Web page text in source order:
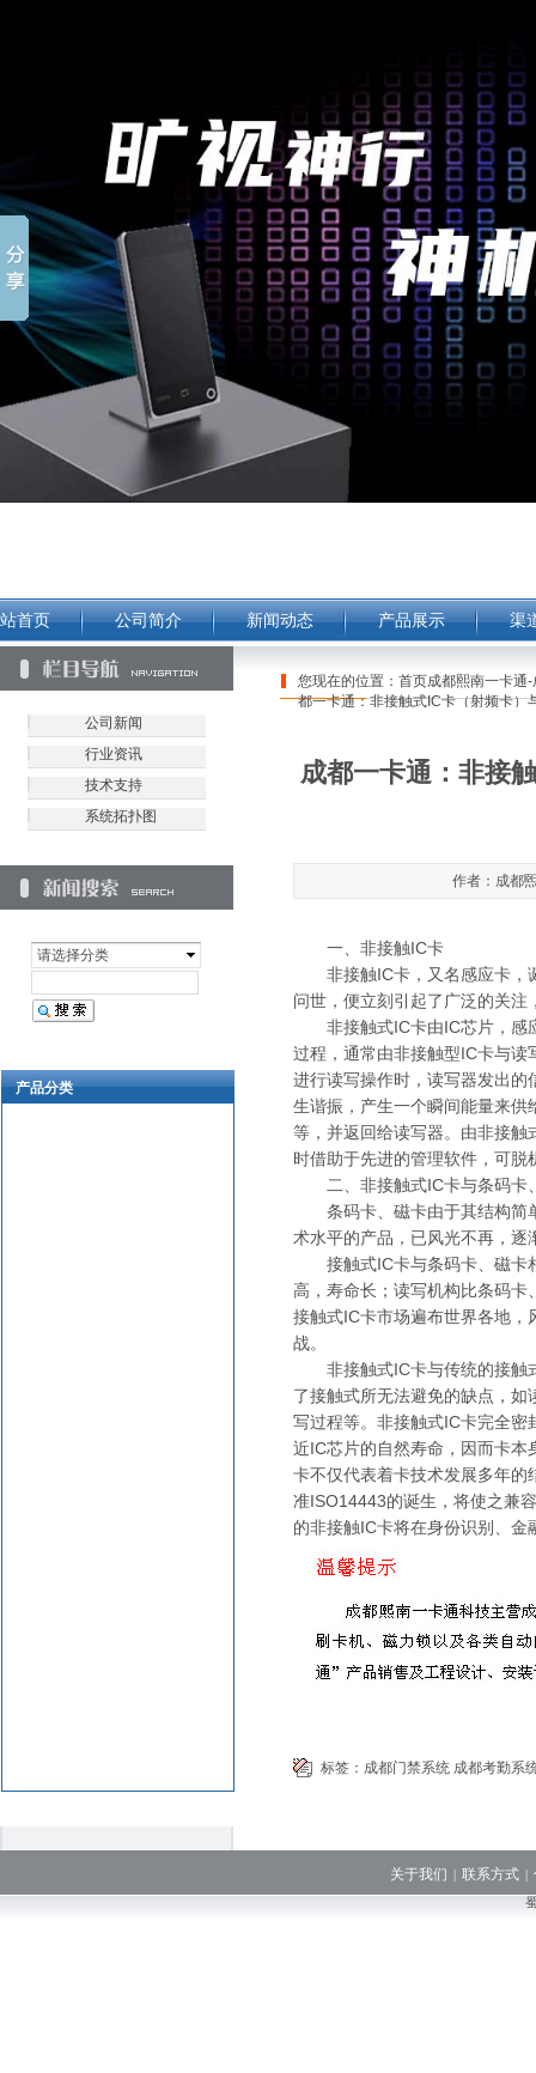
首页 公司简介 新闻动态 产品展示 渠
您现在的位置： 首页成都熙南一卡通
都一卡通：非接触式IC卡（射频卡）
请选择分类
公司新闻
行业资讯
技术支持
系统拓扑图
成都一卡通：非接
作者：成都
一、非接触IC卡
非接触IC卡，又名感应卡，诞
问世，便立刻引起了广泛的关
非接触式IC卡由IC芯片，感应
过程，通常由非接触型IC卡与
进行读写操作时，读写器发出
生谐振，产生一个瞬间能量来
等，并返回给读写器。由非接
时借助于先进的管理软件，可
二、非接触式IC卡与条码卡
条码卡、磁卡由于其结构简单
术水平的产品，已风光不再，逐
接触式IC卡与条码卡、磁卡相
高，寿命长；读写机构比条码
接触式IC卡市场遍布世界各地
战。
非接触式IC卡与传统的接触式
了接触式所无法避免的缺点，
写过程等。非接触式IC卡完全
近IC芯片的自然寿命，因而卡
卡不仅代表着卡技术发展多年
准ISO14443的诞生，将使之兼
的非接触IC卡将在身份识别、
标签： 成都门禁系统 成都考勤系
产品分类
关于我们 | 联系方式 |